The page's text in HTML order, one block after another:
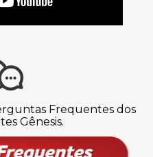
Frequentes dos
Gênesis.